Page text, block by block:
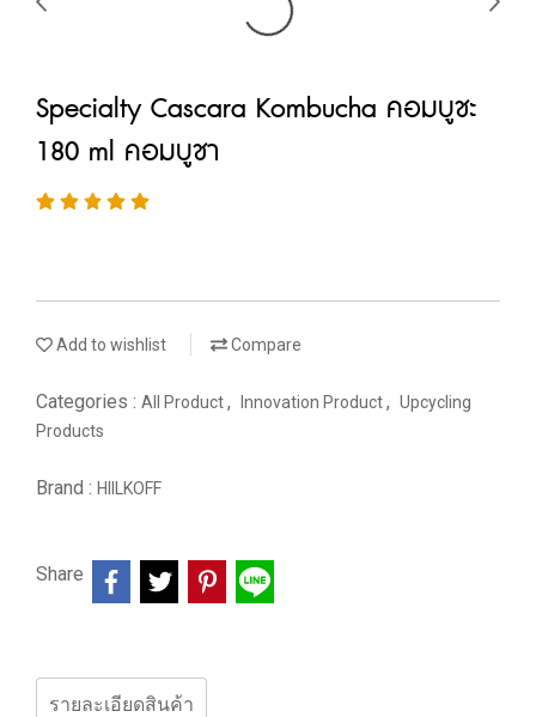
Specialty Cascara Kombucha คอมบูชะ
180 ml คอมบูชา
Add to wishlist Compare
Categories : All Product, Innovation Product, Upcycling
Products
Brand : HIILKOFF
Share
รายละเอียดสินค้า